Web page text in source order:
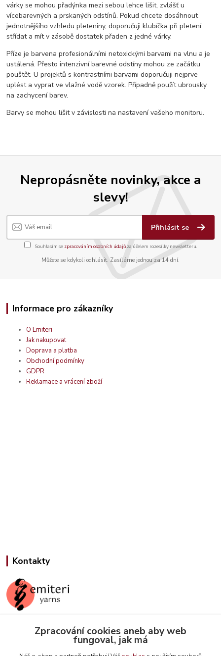
várky se mohou přadýnka mezi sebou lehce lišit, zvlášť u
vícebarevných a prskaných odstínů. Pokud chcete dosáhnout
jednotnějšího vzhledu pleteniny, doporučuji klubíčka při pletení
střídat a mít v zásobě dostatek přaden z jedné várky.
Příze je barvena profesionálními netoxickými barvami na vlnu a je
ustálená. Přesto intenzivní barevné odstíny mohou ze začátku
pouštět. U projektů s kontrastními barvami doporučuji nejprve
uplést a vyprat ve vlažné vodě vzorek. Případně použít ubrousky
na zachycení barev.
Barvy se mohou lišit v závislosti na nastavení vašeho monitoru.
Nepropásněte novinky, akce a
slevy!
Přihlásit se
Souhlasím se zpracováním osobních údajůza účelem rozesílky newsletteru.
Můžete se kdykoli odhlásit. Zasíláme jednou za 14 dní.
Informace pro zákazníky
O Emiteri
Jak nakupovat
Doprava a platba
Obchodní podmínky
GDPR
Reklamace a vrácení zboží
Kontakty
Jana Slámová
+420 608 507 824
Zpracování cookies aneb aby web
fungoval, jak má